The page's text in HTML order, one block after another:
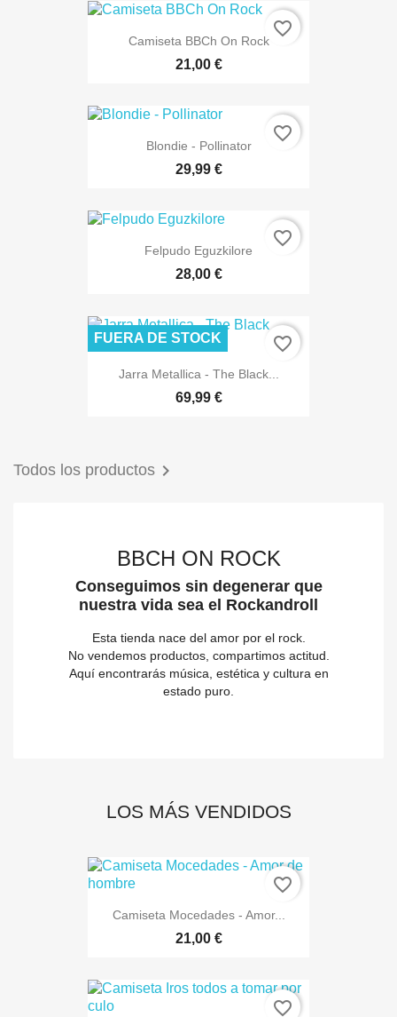
Camiseta BBCh On Rock
21,00 €
favorite_border
Blondie - Pollinator
29,99 €
favorite_border
Felpudo Eguzkilore
28,00 €
favorite_border
Jarra Metallica - The Black...
69,99 €
FUERA DE STOCK favorite_border
Todos los productos 
BBCH ON ROCK
Conseguimos sin degenerar que
nuestra vida sea el Rockandroll
Esta tienda nace del amor por el rock.
No vendemos productos, compartimos actitud.
Aquí encontrarás música, estética y cultura en
estado puro.
LOS MÁS VENDIDOS
Camiseta Mocedades - Amor...
21,00 €
favorite_border
favorite_border